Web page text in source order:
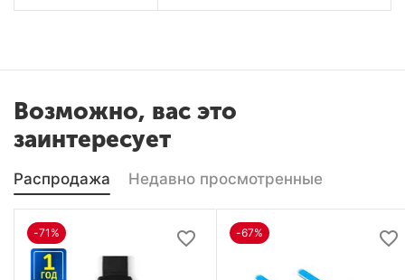
Возможно, вас это
заинтересует
Распродажа Недавно просмотренные
-71% -67%